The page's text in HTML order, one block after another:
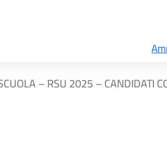
– RSU 2025 – CANDIDATI